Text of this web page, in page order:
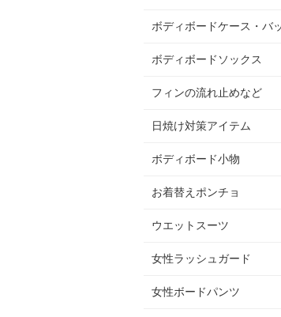
ボディボードケース・バ
ボディボードソックス
フィンの流れ止めなど
日焼け対策アイテム
ボディボード小物
お着替えポンチョ
ウエットスーツ
女性ラッシュガード
女性ボードパンツ